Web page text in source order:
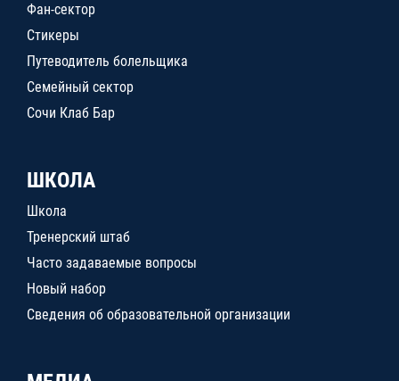
Фан-сектор
Стикеры
Путеводитель болельщика
Семейный сектор
Сочи Клаб Бар
ШКОЛА
Школа
Тренерский штаб
Часто задаваемые вопросы
Новый набор
Сведения об образовательной организации